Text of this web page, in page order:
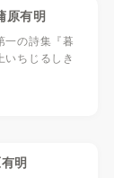
原有明
一の詩集『暮
いちじるしき
明